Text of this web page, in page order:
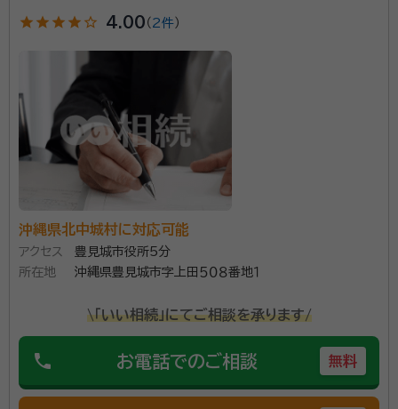
star star star star star_outline 4.00 （ 2件 ）
沖縄県北中城村に対応可能
アクセス
豊見城市役所5分
所在地
沖縄県豊見城市字上田５０８番地１
\「いい相続」にてご相談を承ります/
phone お電話でのご相談 無料